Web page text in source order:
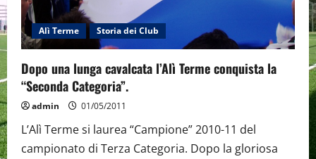
Alì Terme Storia dei Club
Dopo una lunga cavalcata l’Alì Terme conquista la
“Seconda Categoria”.
admin 01/05/2011
L’Alì Terme si laurea “Campione” 2010-11 del
campionato di Terza Categoria. Dopo la gloriosa